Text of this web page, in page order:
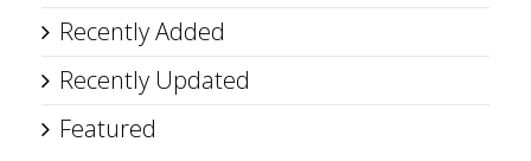
Recently Added
Recently Updated
Featured